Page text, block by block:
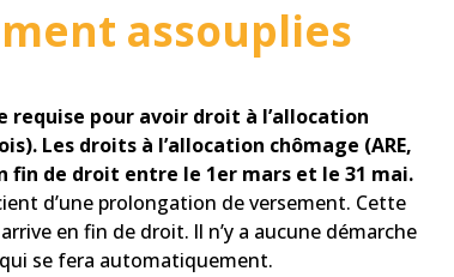
assouplies
pour avoir droit à l’allocation
Les droits à l’allocation chômage (ARE,
fin de droit entre le 1er mars et le 31 mai.
d’une prolongation de versement. Cette
en fin de droit. ll n’y a aucune démarche
se fera automatiquement.